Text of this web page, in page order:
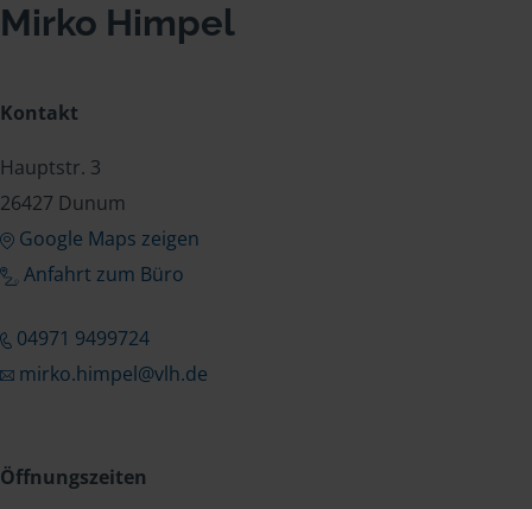
Mirko Himpel
Kontakt
Hauptstr. 3
26427 Dunum
Google Maps zeigen
Anfahrt zum Büro
04971 9499724
mirko.himpel@vlh.de
Öffnungszeiten